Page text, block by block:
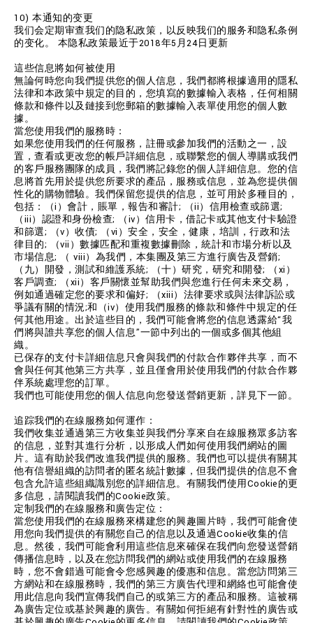
10) 本通知的变更
我们会定期审查我们的隐私政策，以反映我们的服务和隐私条例
的变化。 本隐私政策最近于2018年5月24日更新
這些信息將如何被使用
無論何時您向我們提供您的個人信息，我們都將根據適用的隱私
法律和本政策中規定的目的，您填寫的數據輸入表格，任何相關
條款和條件以及鏈接到您郵箱的數據輸入表單使用您的個人數
據。
當您使用我們的服務時：
如果您使用我們的任何服務，註冊或參加我們的活動之一，設
置，查看或更改您的帳戶詳細信息，或聯繫您的個人導購或我們
的客戶服務團隊的成員，我們將記錄您的個人詳細信息。您的信
息將首先用於提供您所要求的產品，服務或信息，並為您提供個
性化的購物體驗。我們保留您提供的信息，並可用於多種目的，
包括：（i）會計，賬單，報告和審計; （ii）信用檢查或篩選;
（iii）認證和身份檢查; （iv）信用卡，借記卡或其他支付卡驗證
和篩選; （v）收債; （vi）安全，安全，健康，培訓，行政和法
律目的; （vii）數據匹配和重複數據刪除，統計和市場分析以及
市場信息; （ viii）為我們，本集團及第三方進行廣告及營銷;
（九）開發，測試和維護系統; （十）研究，研究和開發; （xi）
客戶調查; （xii）客戶關懷並幫助我們與您進行任何未來交易，
例如通過確定您的要求和偏好; （xiii）法律要求或與法律訴訟或
爭議有關的情況;和（iv）使用我們服務的條款和條件中規定的任
何其他用途。出於這些目的，我們可能會將您的信息透露給“我
們將與誰共享您的個人信息”一節中列出的一個或多個其他組
織。
已保存的支付卡詳細信息只會與我們的付款合作夥伴共享，而不
會與任何其他第三方共享，並且僅會用於使用我們的付款合作夥
伴系統處理您的訂單。
我們也可能使用您的個人信息向您發送營銷更新，詳見下一節。
追踪我們的在線服務如何運作：
我們收集並通過第三方收集並與我們分享來自在線服務眾多訪客
的信息，並對其進行分析，以形成人們如何使用我們網站的圖
片。這有助於我們改進我們提供的服務。我們也可以提供有關其
他有信譽組織的訪問者的匿名統計數據，但我們提供的信息不會
包含允許這些組織識別您的詳細信息。有關我們使用Cookie的更
多信息，請閱讀我們的Cookie政策。
定制我們的在線服務和廣告定位：
當您使用我們的在線服務來構建您的興趣圖片時，我們可能會使
用您向我們提供的有關您自己的信息以及通過Cookie收集的信
息。然後，我們可能會利用這些信息來確保在我們向您發送營銷
傳播信息時，以及在您訪問我們的網站或使用我們的在線服務
時，您不會錯過可能會令您感興趣的優惠和信息。當您訪問第三
方網站和在線服務時，我們的第三方廣告代理和網絡也可能會使
用此信息向我們宣傳我們自己的或第三方的產品和服務。這被稱
為廣告定位或基於興趣的廣告。有關如何拒絕有針對性的廣告或